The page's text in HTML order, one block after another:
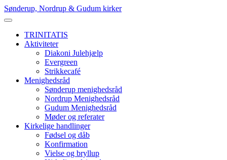
Skip
to
Sønderup, Nordrup & Gudum kirker
TRINITATIS
Aktiviteter
Diakoni Julehjælp
Evergreen
Strikkecafé
Menighedsråd
Sønderup menighedsråd
Nordrup Menighedsråd
Gudum Menighedsråd
Møder og referater
Kirkelige handlinger
Fødsel og dåb
Konfirmation
Vielse og bryllup